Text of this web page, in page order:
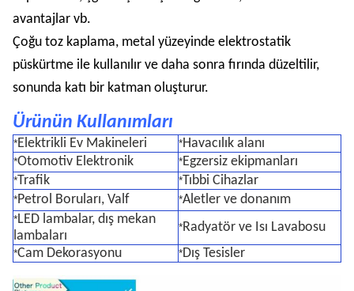
avantajlar vb.
Çoğu toz kaplama, metal yüzeyinde elektrostatik
püskürtme ile kullanılır ve daha sonra fırında düzeltilir,
sonunda katı bir katman oluşturur.
Ürünün Kullanımları
*Elektrikli Ev Makineleri *Havacılık alanı
*Otomotiv Elektronik *Egzersiz ekipmanları
*Trafik *Tıbbi Cihazlar
*Petrol Boruları, Valf *Aletler ve donanım
*LED lambalar, dış mekan
lambaları
*Radyatör ve Isı Lavabosu
*Cam Dekorasyonu *Dış Tesisler